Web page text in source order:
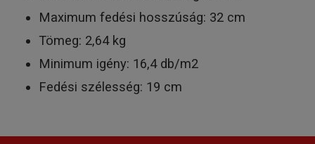
Maximum fedési hosszúság: 32 cm
Tömeg: 2,64 kg
Minimum igény: 16,4 db/m2
Fedési szélesség: 19 cm